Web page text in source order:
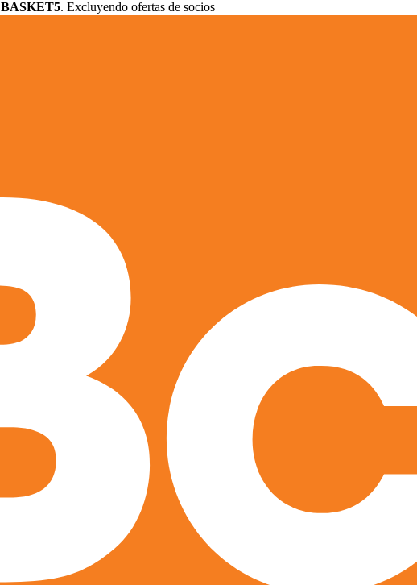
BASKET5. Excluyendo ofertas de socios